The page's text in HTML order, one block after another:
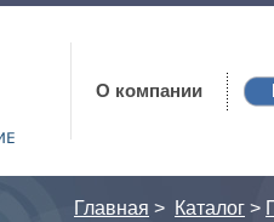
О компании
Главная > Каталог >